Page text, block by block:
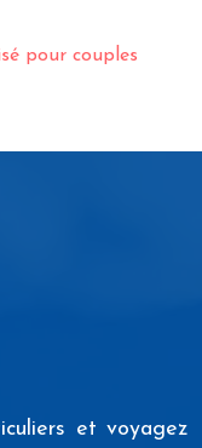
pour couples
et voyagez